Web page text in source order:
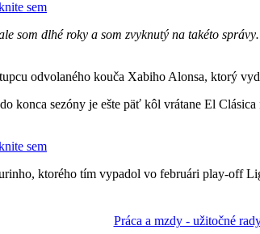
sem
som dlhé roky a som zvyknutý na takéto
odvolaného kouča Xabiho Alonsa, ktorý
konca sezóny je ešte päť kôl vrátane El Clásica
sem
ktorého tím vypadol vo februári play-off